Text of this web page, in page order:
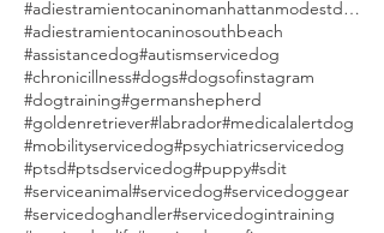
octubre de 2024 (5)5 entradas
Buscar por tags
#adiestramientocaninococonutgrove
#adiestramientocaninocoralgables
#adiestramientocaninosouthbeach
#assistancedog#autismservicedog